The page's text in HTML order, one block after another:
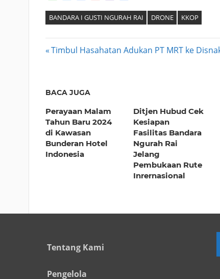
BANDARA I GUSTI NGURAH RAI DRONE KKOP
Post
Previous
Timbul Hasahatan Adukan PT MRT ke
BACA JUGA
Perayaan Malam
Tahun Baru 2024
di Kawasan
Bunderan Hotel
Indonesia
Ditjen Hubud Cek
Kesiapan
Fasilitas Bandara
Ngurah Rai
Jelang
Pembukaan Rute
Inrernasional
Tentang Kami
Pengelola